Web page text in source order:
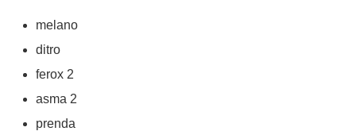
melano
ditro
ferox 2
asma 2
prenda